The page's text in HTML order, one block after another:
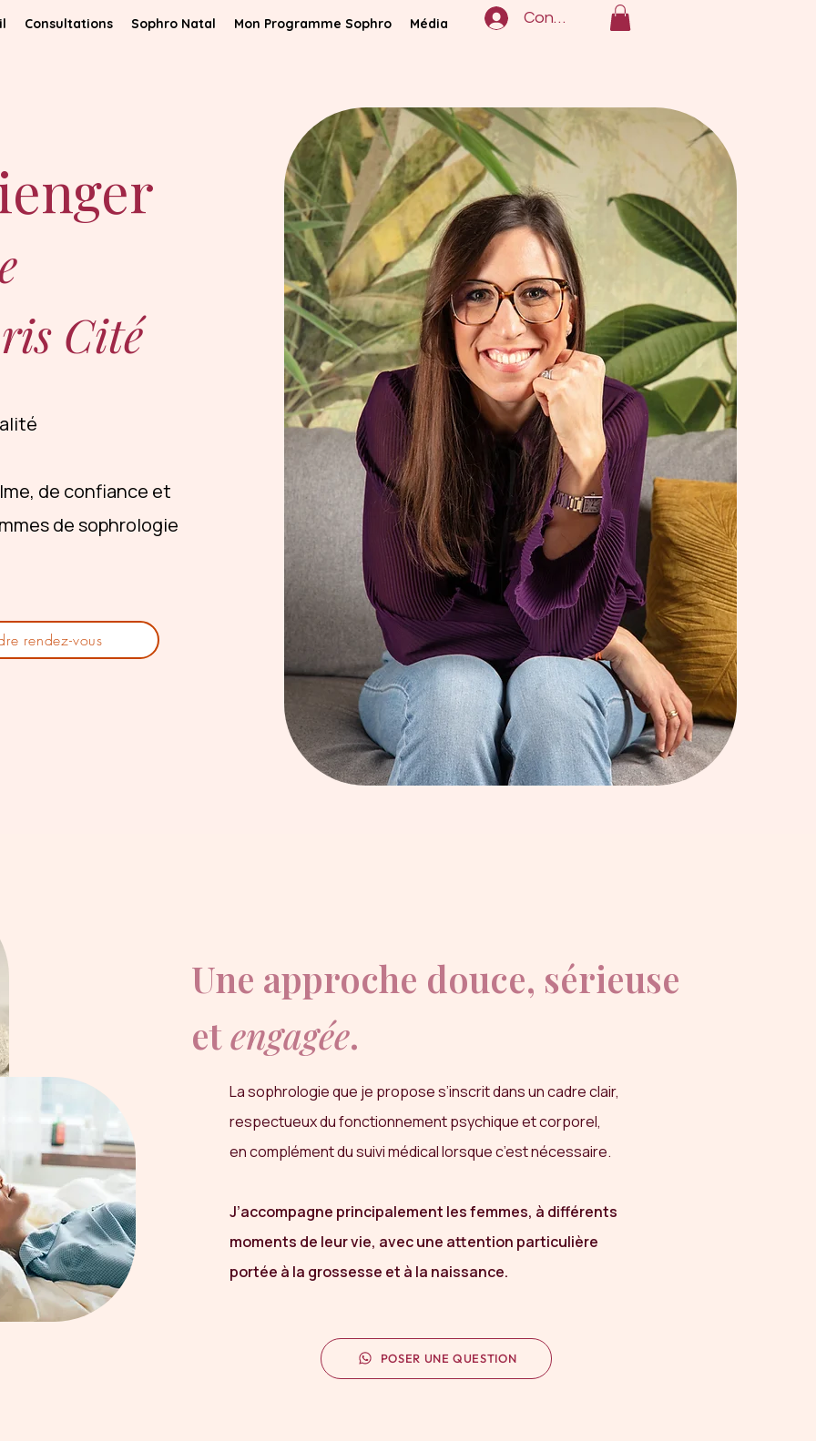
Connexion
Consultations Sophro Natal Mon Programme Sophro Média
Cité
de confiance et
de sophrologie
rendez-vous
Une approche douce, sérieuse
etengagée.
La sophrologie que je propose s’inscrit dans un cadre clair,
respectueux du fonctionnement psychique et corporel,
en complément du suivi médical lorsque c’est nécessaire.
J’accompagne principalement les femmes, à différents
moments de leur vie, avec une attention particulière
portée à la grossesse et à la naissance.
POSER UNE QUESTION